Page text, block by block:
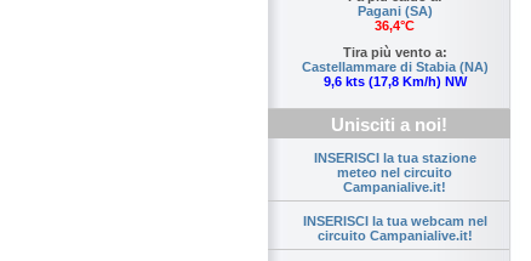
Pagani (SA)
36,4°C
Tira più vento a:
Castellammare di Stabia (NA)
9,6 kts (17,8 Km/h) NW
Unisciti a noi!
INSERISCI la tua stazione
meteo nel circuito
Campanialive.it!
INSERISCI la tua webcam nel
circuito Campanialive.it!